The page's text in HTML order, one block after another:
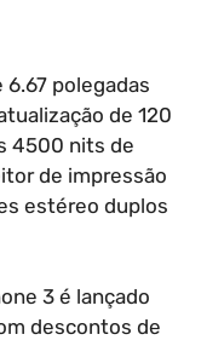
6.67 polegadas
de 120
4500 nits de
de impressão
estéreo duplos
3 é lançado
descontos de